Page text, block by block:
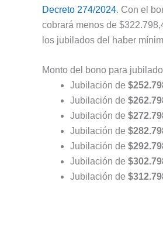
Decreto 274/2024. Con el
cobrará menos de
los jubilados del haber
Monto del bono para
Jubilación de
Jubilación de
Jubilación de
Jubilación de
Jubilación de
Jubilación de
Jubilación de